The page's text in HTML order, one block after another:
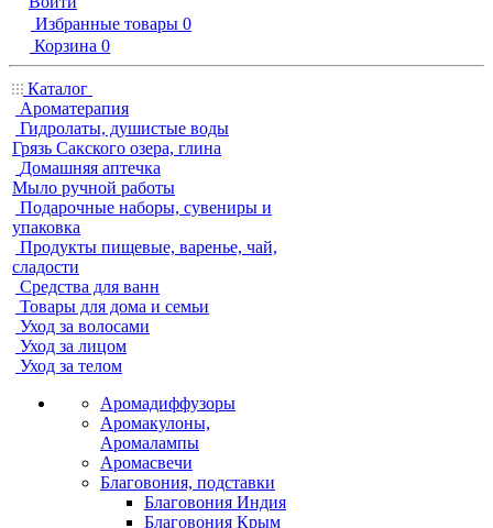
Избранные товары 0
Корзина 0
Каталог
Ароматерапия
Гидролаты, душистые воды
Грязь Сакского озера, глина
Домашняя аптечка
Мыло ручной работы
Подарочные наборы, сувениры и
упаковка
Продукты пищевые, варенье, чай,
сладости
Средства для ванн
Товары для дома и семьи
Уход за волосами
Уход за лицом
Уход за телом
Аромадиффузоры
Аромакулоны,
Аромалампы
Аромасвечи
Благовония, подставки
Благовония Индия
Благовония Крым